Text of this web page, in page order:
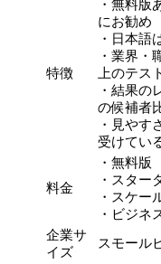
特徴
・無料
にお勧め
・日本語
・業界・
上のテス
・結果の
の候補者
・見やす
受けてい
料金
・無料版
・スター
・スケー
・ビジネ
企業サ
イズ
スモール